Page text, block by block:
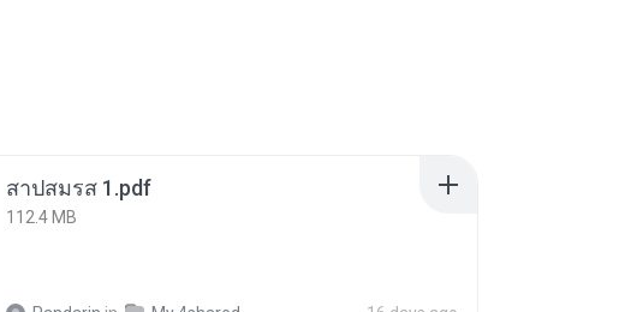
สาปสมรส 1.pdf
112.4 MB